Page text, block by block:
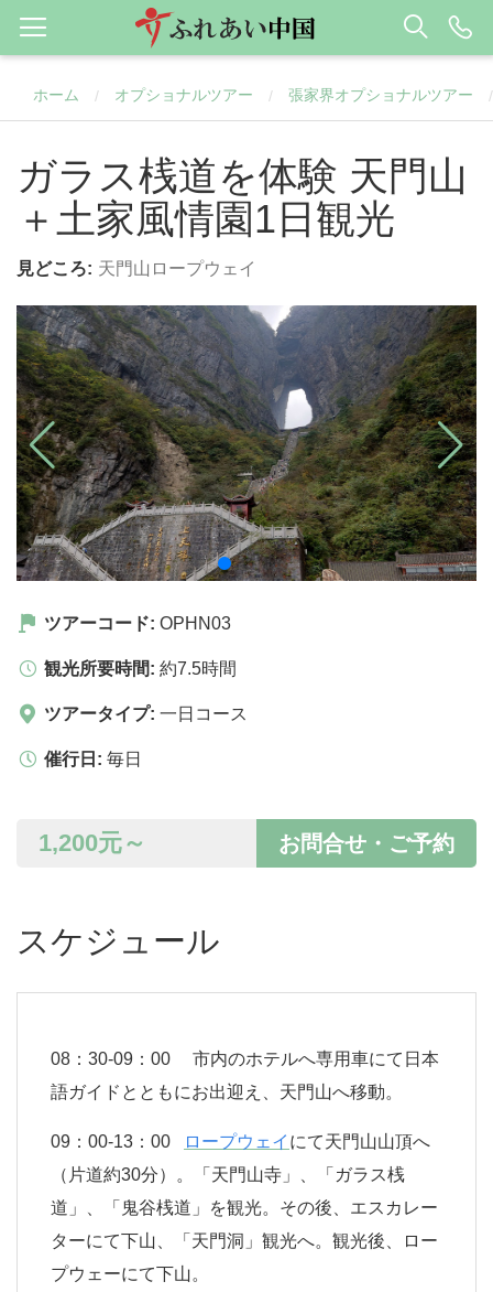
ホーム / オプショナルツアー / 張家界オプショナルツアー /
ガラス桟道を体験 天門山
＋土家風情園1日観光
見どころ: 天門山ロープウェイ
ツアーコード: OPHN03
観光所要時間: 約7.5時間
ツアータイプ: 一日コース
催行日: 毎日
お問合せ・ご予約
1,200元～
スケジュール
08：30-09：00 市内のホテルへ専用車にて日本
語ガイドとともにお出迎え、天門山へ移動。
09：00-13：00 ロープウェイ にて天門山山頂へ
（片道約30分）。「天門山寺」、「ガラス桟
道」、「鬼谷桟道」を観光。その後、エスカレー
ターにて下山、「天門洞」観光へ。観光後、ロー
プウェーにて下山。